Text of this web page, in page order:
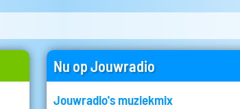
Nu op Jouwradio
Jouwradio's muziekmix